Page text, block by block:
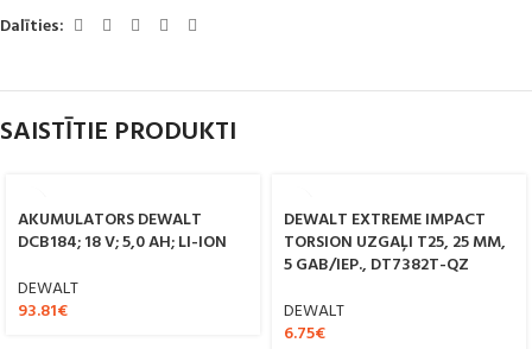
Dalīties:
SAISTĪTIE PRODUKTI
AKUMULATORS DEWALT
DCB184; 18 V; 5,0 AH; LI-ION
DEWALT
93.81€
DEWALT EXTREME IMPACT
TORSION UZGAĻI T25, 25 MM,
5 GAB/IEP., DT7382T-QZ
DEWALT
6.75€